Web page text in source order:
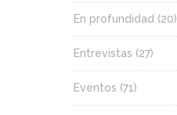
En profundidad (20)
Entrevistas (27)
Eventos (71)